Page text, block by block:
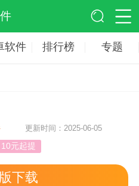
软件 排行榜 专题
更新时间：2025-06-05
10元起提
下载